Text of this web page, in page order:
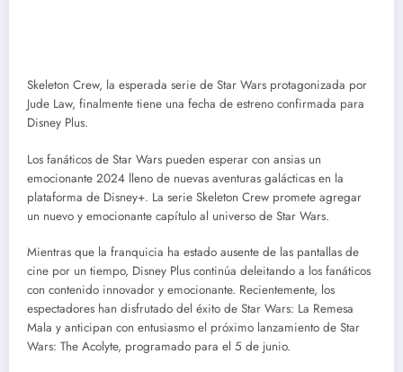
Skeleton Crew, la esperada serie de Star Wars protagonizada por
Jude Law, finalmente tiene una fecha de estreno confirmada para
Disney Plus.
Los fanáticos de Star Wars pueden esperar con ansias un
emocionante 2024 lleno de nuevas aventuras galácticas en la
plataforma de Disney+. La serie Skeleton Crew promete agregar
un nuevo y emocionante capítulo al universo de Star Wars.
Mientras que la franquicia ha estado ausente de las pantallas de
cine por un tiempo, Disney Plus continúa deleitando a los fanáticos
con contenido innovador y emocionante. Recientemente, los
espectadores han disfrutado del éxito de Star Wars: La Remesa
Mala y anticipan con entusiasmo el próximo lanzamiento de Star
Wars: The Acolyte, programado para el 5 de junio.